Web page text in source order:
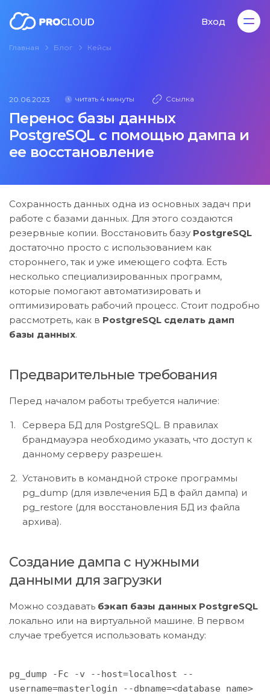
Вход
Главная Блог Кейсы
20.06.2023 читать 4 минуты Ссылка
Перенос базы данных
PostgreSQL с помощью дампа и
ее восстановление
Сохранность данных одна из основных задач при
работе с базами данных. Для этого создаются
резервные копии. Восстановить базу PostgreSQL
достаточно просто с использованием как
стороннего, так и уже имеющего софта. Есть
несколько специализированных программ,
которые помогают автоматизировать и
оптимизировать рабочий процесс. Стоит подробно
рассмотреть, как в PostgreSQL сделать дамп
базы данных.
Предварительные требования
Перед началом работы требуется наличие:
Сервера БД для PostgreSQL. В правилах
брандмауэра необходимо указать, что доступ к
данному серверу разрешен.
Установить в командной строке программы
pg_dump (для извлечения БД в файл дампа) и
pg_restore (для восстановления БД из файла
архива).
Создание дампа с нужными
данными для загрузки
Можно создавать бэкап базы данных PostgreSQL
локально или на виртуальной машине. В первом
случае требуется использовать команду:
pg_dump -Fc -v --host=localhost --
username=masterlogin --dbname=<database name>